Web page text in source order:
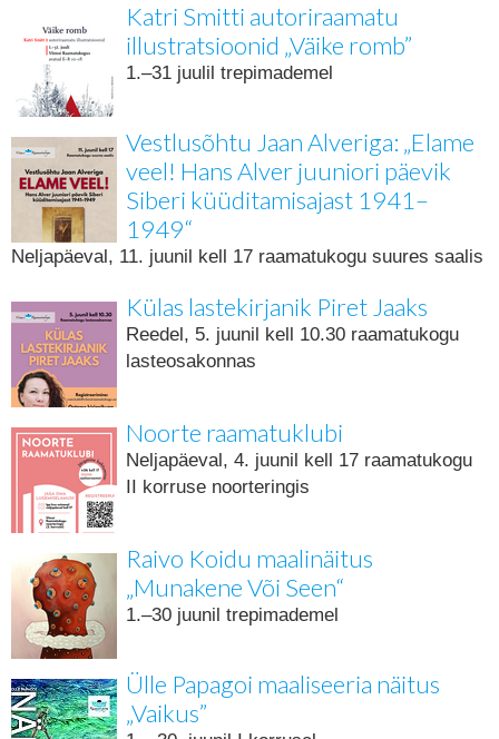
Katri Smitti autoriraamatu
illustratsioonid „Väike romb”
1.–31 juulil trepimademel
Vestlusõhtu Jaan Alveriga: „Elame
veel! Hans Alver juuniori päevik
Siberi küüditamisajast 1941–
1949“
Neljapäeval, 11. juunil kell 17 raamatukogu suures saalis
Külas lastekirjanik Piret Jaaks
Reedel, 5. juunil kell 10.30 raamatukogu
lasteosakonnas
Noorte raamatuklubi
Neljapäeval, 4. juunil kell 17 raamatukogu
II korruse noorteringis
Raivo Koidu maalinäitus
„Munakene Või Seen“
1.–30 juunil trepimademel
Ülle Papagoi maaliseeria näitus
„Vaikus”